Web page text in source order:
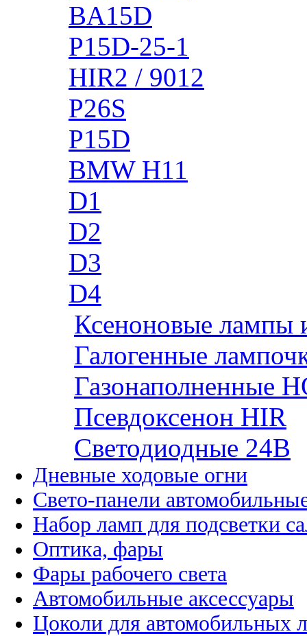
BA15D
P15D-25-1
HIR2 / 9012
P26S
P15D
BMW H11
D1
D2
D3
D4
Ксеноновые лампы
Галогенные
Газонаполненные
Псевдоксенон HIR
Cветодиодные 24B
Дневные ходовые огни
Свето-панели
Набор ламп для подсветки
Оптика, фары
Фары рабочего света
Автомобильные аксессуары
Цоколи для автомобильных